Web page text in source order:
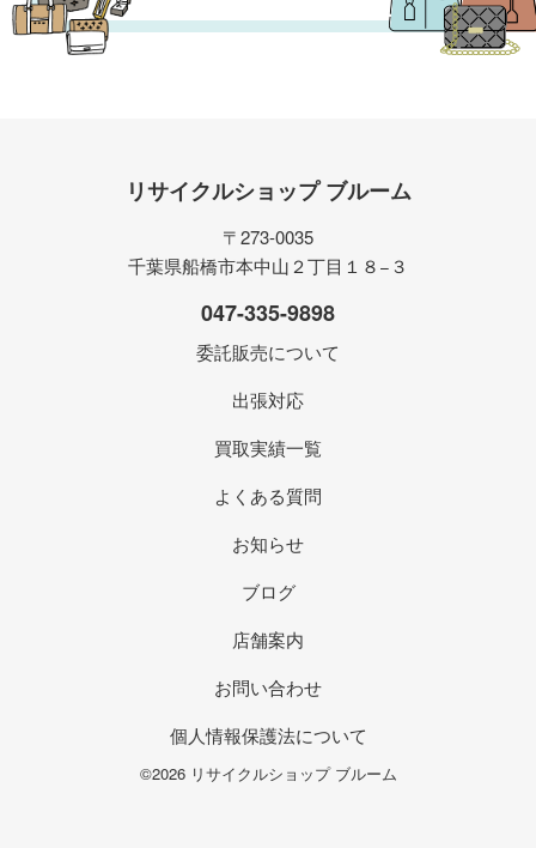
リサイクルショップ ブルーム
〒273-0035
千葉県船橋市本中山２丁目１８−３
047-335-9898
委託販売について
出張対応
買取実績一覧
よくある質問
お知らせ
ブログ
店舗案内
お問い合わせ
個人情報保護法について
©2026 リサイクルショップ ブルーム